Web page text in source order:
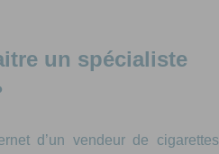
un spécialiste
d’un vendeur de cigarettes